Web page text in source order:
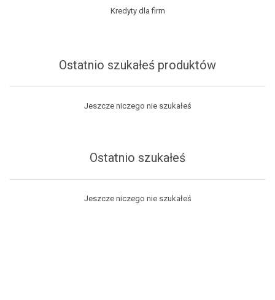
Kredyty dla firm
Ostatnio szukałeś produktów
Jeszcze niczego nie szukałeś
Ostatnio szukałeś
Jeszcze niczego nie szukałeś